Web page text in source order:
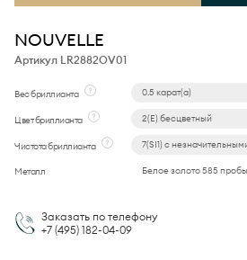
NOUVELLE
Артикул LR2882OV01
Вес бриллианта 0.5 карат(а)
Цвет бриллианта 2(E) бесцветный
Чистота бриллианта 7(SI1) с
Металл Белое золото 585 пробы
Заказать по телефону
+7 (495) 182-04-09